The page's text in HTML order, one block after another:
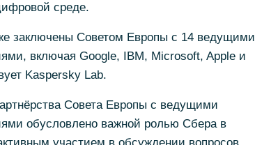
среде.
заключены Советом Европы с 14 ведущими
включая Google, IBM, Microsoft, Apple и
Kaspersky Lab.
Совета Европы с ведущими
обусловлено важной ролью Сбера в